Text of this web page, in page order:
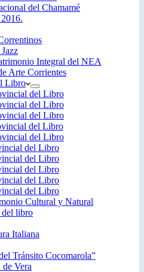
del Chamamé
Integral del NEA
Arte Corrientes
Libro
del Libro
del Libro
del Libro
del Libro
del Libro
del Libro
del Libro
del Libro
del Libro
del Libro
Cultural y Natural
del libro
Italiana
Tránsito Cocomarola”
Vera